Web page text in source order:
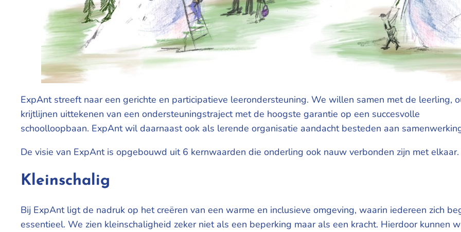
ExpAnt streeft naar een gerichte en participatieve leerondersteuning. We willen samen met de leerling,
krijtlijnen uittekenen van een ondersteuningstraject met de hoogste garantie op een succesvolle
schoolloopbaan. ExpAnt wil daarnaast ook als lerende organisatie aandacht besteden aan
De visie van ExpAnt is opgebouwd uit 6 kernwaarden die onderling ook nauw verbonden zijn met elkaar.
Kleinschalig
Bij ExpAnt ligt de nadruk op het creëren van een warme en inclusieve omgeving, waarin iedereen zich
essentieel. We zien kleinschaligheid zeker niet als een beperking maar als een kracht. Hierdoor kunnen